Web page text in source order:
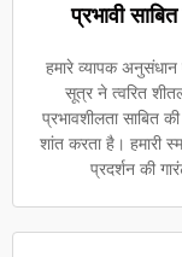
प्रभावी
हमारे व्यापक
सूत्र ने त्वरित
प्रभावशीलता साबित
शांत करता है। हमारी
प्रदर्शन की